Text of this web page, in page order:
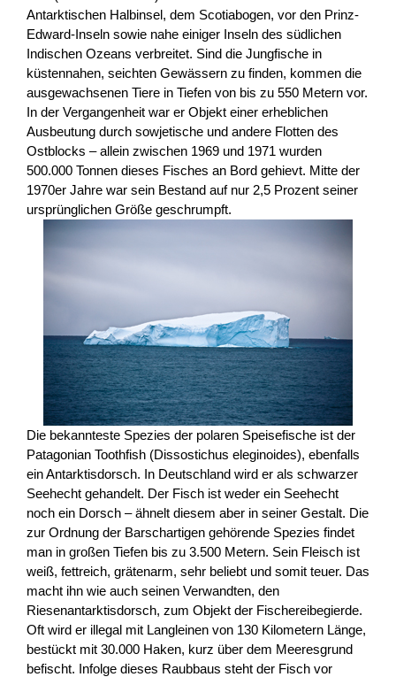
Antarktischen Halbinsel, dem Scotiabogen, vor den Prinz-
Edward-Inseln sowie nahe einiger Inseln des südlichen
Indischen Ozeans verbreitet. Sind die Jungfische in
küstennahen, seichten Gewässern zu finden, kommen die
ausgewachsenen Tiere in Tiefen von bis zu 550 Metern vor.
In der Vergangenheit war er Objekt einer erheblichen
Ausbeutung durch sowjetische und andere Flotten des
Ostblocks – allein zwischen 1969 und 1971 wurden
500.000 Tonnen dieses Fisches an Bord gehievt. Mitte der
1970er Jahre war sein Bestand auf nur 2,5 Prozent seiner
ursprünglichen Größe geschrumpft.
Die bekannteste Spezies der polaren Speisefische ist der
Patagonian Toothfish (Dissostichus eleginoides), ebenfalls
ein Antarktisdorsch. In Deutschland wird er als schwarzer
Seehecht gehandelt. Der Fisch ist weder ein Seehecht
noch ein Dorsch – ähnelt diesem aber in seiner Gestalt. Die
zur Ordnung der Barschartigen gehörende Spezies findet
man in großen Tiefen bis zu 3.500 Metern. Sein Fleisch ist
weiß, fettreich, grätenarm, sehr beliebt und somit teuer. Das
macht ihn wie auch seinen Verwandten, den
Riesenantarktisdorsch, zum Objekt der Fischereibegierde.
Oft wird er illegal mit Langleinen von 130 Kilometern Länge,
bestückt mit 30.000 Haken, kurz über dem Meeresgrund
befischt. Infolge dieses Raubbaus steht der Fisch vor